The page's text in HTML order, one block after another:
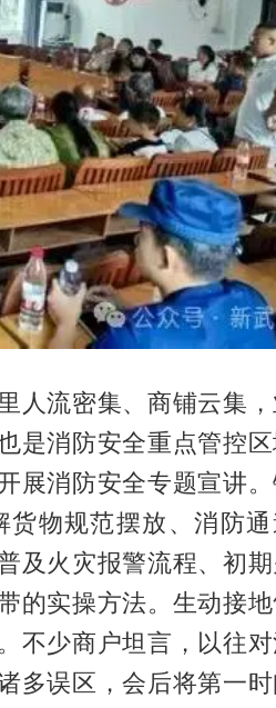
人流密集、商铺云集
是消防安全重点管控区
展消防安全专题宣讲
物规范摆放、消防通
及火灾报警流程、初
的实操方法。生动接
不少商户坦言，以往
多误区，会后将第一